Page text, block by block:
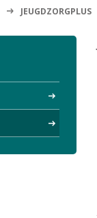
JEUGDZORGPLUS